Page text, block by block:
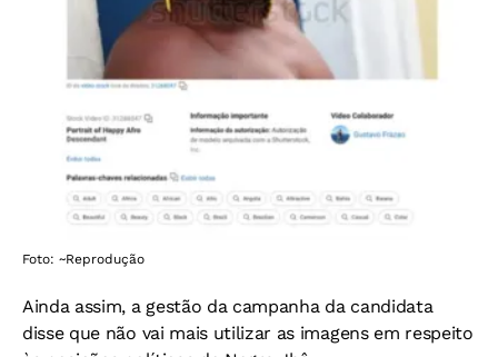
Foto: ~Reprodução
Ainda assim, a gestão da campanha da candidata
disse que não vai mais utilizar as imagens em respeito